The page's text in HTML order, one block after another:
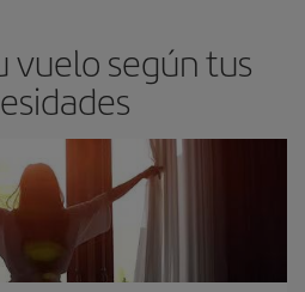
vuelo según tus